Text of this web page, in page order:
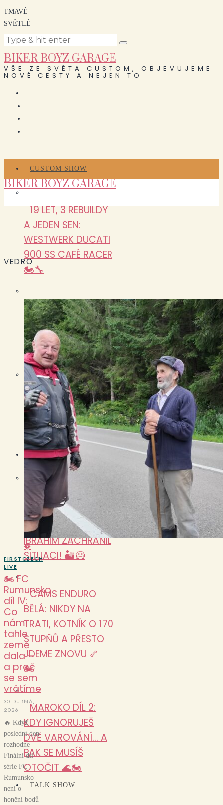
TMAVÉ
SVĚTLÉ
BIKER BOYZ GARAGE
VŠE ZE SVĚTA CUSTOM, OBJEVUJEME
NOVÉ CESTY A NEJEN TO
CUSTOM SHOW
19 LET, 3 REBUILDY
A JEDEN SEN:
WESTWERK DUCATI
900 SS CAFÉ RACER
🏍️🔧
Pasohlávky 2026:
největší sraz roku
očima Biker Boyz
Garage
ONDRA VLK A KTM
500 EXC: KDY 450
TISÍC DÁVÁ SMYSL
🏍️🔧
TRAILBLAZERS
MAROKO DÍL 3:
DVA DÍLY STRACHU,
PAK SAHARA!
IBRAHIM ZACHRÁNIL
SITUACI! 🏜️🦸
CAMS ENDURO
BĚLÁ: NIKDY NA
TRATI, KOTNÍK O 170
STUPŇŮ A PŘESTO
JDEME ZNOVU 🦴
🏍️
MAROKO DÍL 2:
KDY IGNORUJEŠ
DVĚ VAROVÁNÍ… A
PAK SE MUSÍŠ
OTOČIT 🌊🏍️
TALK SHOW
BIKER BOYZ GARAGE
VEDRO
�
FIRSTCZECH
LIVE
🏍️ FC
Rumunsko
díl IV:
Co
nám
tahle
země
dala –
a proč
se sem
vrátíme
30 DUBNA,
2026
🔥 Když
poslední den
rozhodne
Finální díl
série FC
Rumunsko
není o
honění bodů